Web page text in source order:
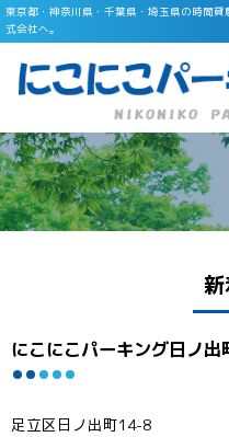
東京都・神奈川県・千葉県・埼玉県の時間
式会社へ。
ホーム
土地活用をお考えの方へ
お問合せ
にこにこパーキング日ノ出
足立区日ノ出町14-8